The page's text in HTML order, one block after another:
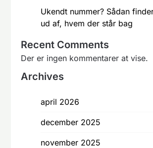
Ukendt nummer? Sådan
ud af, hvem der står bag
Recent Comments
Der er ingen kommentarer at vise.
Archives
april 2026
december 2025
november 2025